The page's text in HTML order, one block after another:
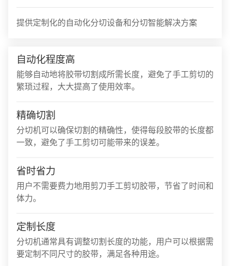
提供定制化的自动化分切设备和分切智能解决方案
自动化程度高
能够自动地将胶带切割成所需长度，避免了手工剪切的
繁琐过程，大大提高了使用效率。
精确切割
分切机可以确保切割的精确性，使得每段胶带的长度都
一致，避免了手工剪切可能带来的误差。
省时省力
用户不需要费力地用剪刀手工剪切胶带，节省了时间和
体力。
定制长度
分切机通常具有调整切割长度的功能，用户可以根据需
要定制不同尺寸的胶带，满足各种用途。